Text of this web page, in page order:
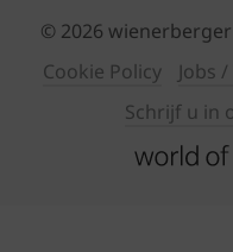
© 2026 wienerberger
Cookie Policy
Jobs
Schrijf u in